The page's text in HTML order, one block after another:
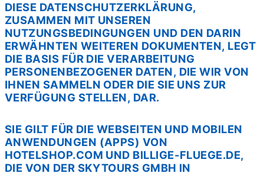
DIESE DATENSCHUTZERKLÄRUNG,
ZUSAMMEN MIT UNSEREN
NUTZUNGSBEDINGUNGEN UND DEN DARIN
ERWÄHNTEN WEITEREN DOKUMENTEN, LEGT
DIE BASIS FÜR DIE VERARBEITUNG
PERSONENBEZOGENER DATEN, DIE WIR VON
IHNEN SAMMELN ODER DIE SIE UNS ZUR
VERFÜGUNG STELLEN, DAR.
SIE GILT FÜR DIE WEBSEITEN UND MOBILEN
ANWENDUNGEN (APPS) VON
HOTELSHOP.COM UND BILLIGE-FLUEGE.DE,
DIE VON DER SKYTOURS GMBH IN